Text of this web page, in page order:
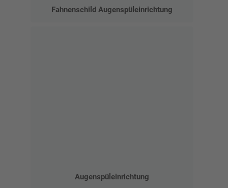
Fahnenschild Augenspüleinrichtung
Augenspüleinrichtung